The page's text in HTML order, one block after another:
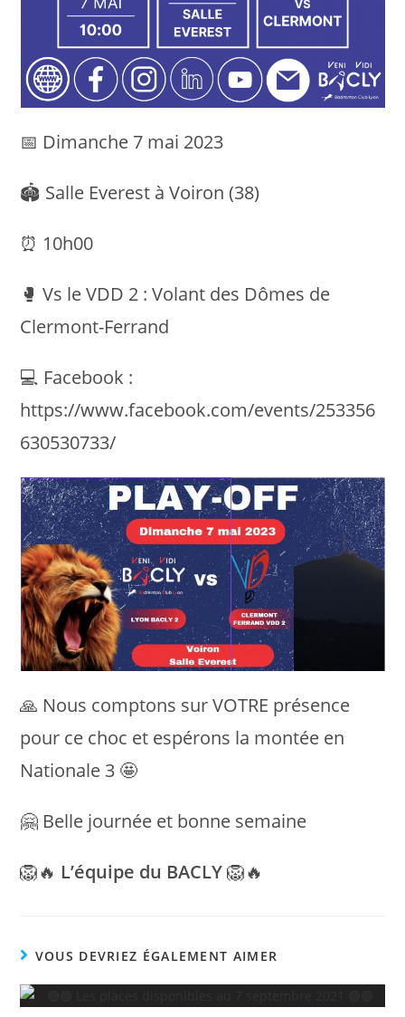
📅 Dimanche 7 mai 2023
🏟 Salle Everest à Voiron (38)
⏰ 10h00
🥊 Vs le VDD 2 : Volant des Dômes de
Clermont-Ferrand
💻 Facebook :
https://www.facebook.com/events/253356
630530733/
🙏 Nous comptons sur VOTRE présence
pour ce choc et espérons la montée en
Nationale 3 🤩
🤗 Belle journée et bonne semaine
🦁🔥 L’équipe du BACLY🦁🔥
VOUS DEVRIEZ ÉGALEMENT AIMER